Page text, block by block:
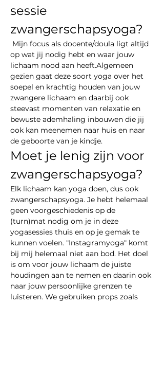
sessie
zwangerschapsyoga?
Mijn focus als docente/doula ligt altijd
op wat jij nodig hebt en waar jouw
lichaam nood aan heeft.Algemeen
gezien gaat deze soort yoga over het
soepel en krachtig houden van jouw
zwangere lichaam en daarbij ook
steevast momenten van relaxatie en
bewuste ademhaling inbouwen die jij
ook kan meenemen naar huis en naar
de geboorte van je kindje.
Moet je lenig zijn voor
zwangerschapsyoga?
Elk lichaam kan yoga doen, dus ook
zwangerschapsyoga. Je hebt helemaal
geen voorgeschiedenis op de
(turn)mat nodig om je in deze
yogasessies thuis en op je gemak te
kunnen voelen. "Instagramyoga" komt
bij mij helemaal niet aan bod. Het doel
is om voor jouw lichaam de juiste
houdingen aan te nemen en daarin ook
naar jouw persoonlijke grenzen te
luisteren. We gebruiken props zoals